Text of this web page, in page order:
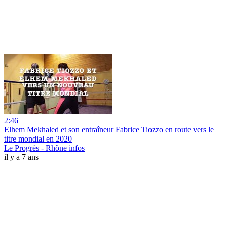
2:46
Elhem Mekhaled et son entraîneur Fabrice Tiozzo en route vers le
titre mondial en 2020
Le Progrès - Rhône infos
il y a 7 ans